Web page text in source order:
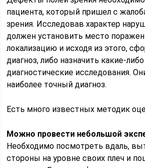
пациента, который пришел с
зрения. Исследовав характер
должен установить место
локализацию и исходя из этого,
диагноз, либо назначить какие-
диагностические исследования.
наиболее точный диагноз.
Есть много известных методик
Можно провести небольшой
Необходимо посмотреть вдаль,
стороны на уровне своих плеч и